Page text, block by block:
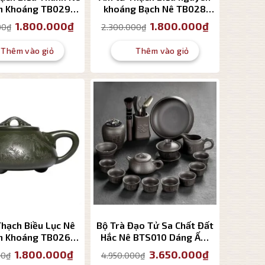
Khoáng TB029
₫ Giá
gốc
2.300.000₫.
1.800.000₫Giá
hiện
1.800.000₫.
Thêm vào giỏ
khoáng Bạch Nê TB028
2.300.000₫ Giá
gốc
2.300.000₫.
1.800.000₫Giá
Thêm vào giỏ
Biều Lục Nê
Khoáng TB026
Tích 320ml
₫ Giá
gốc
1.800.000₫Giá
hiện
Bộ Trà Đạo Tử Sa Chất Đất
Hắc Nê BTS010 Dáng Ấm
Thạch Biều 16 Món Cao Cấp
4.950.000₫ Giá
gốc
3.650.000₫Giá